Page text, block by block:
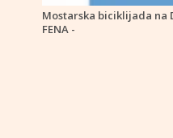
Mostarska biciklijada na
FENA -